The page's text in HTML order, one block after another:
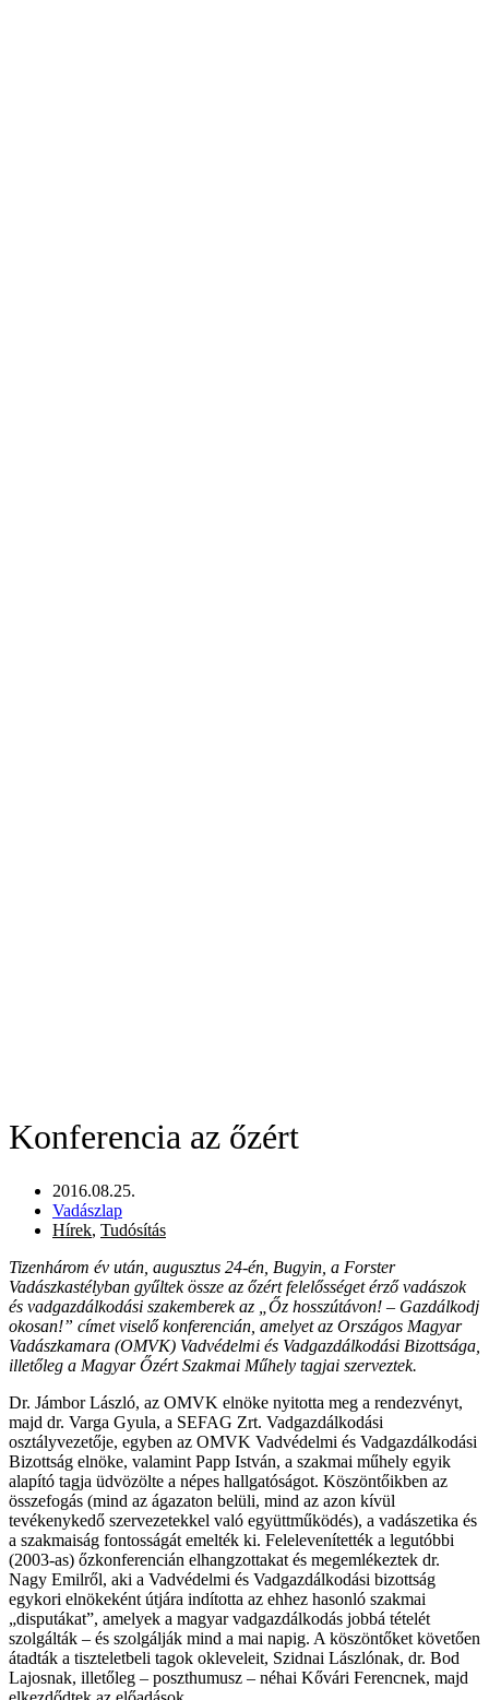
Konferencia az őzért
2016.08.25.
Vadászlap
Hírek, Tudósítás
Tizenhárom év után, augusztus 24-én, Bugyin, a Forster
Vadászkastélyban gyűltek össze az őzért felelősséget érző vadászok
és vadgazdálkodási szakemberek az
„Őz hosszútávon! – Gazdálkodj
okosan!” címet viselő konferencián, amelyet az Országos Magyar
Vadászkamara (OMVK) Vadvédelmi és Vadgazdálkodási Bizottsága,
illetőleg a Magyar Őzért Szakmai Műhely tagjai szerveztek.
Dr. Jámbor László, az OMVK elnöke nyitotta meg a rendezvényt,
majd dr. Varga Gyula, a SEFAG Zrt. Vadgazdálkodási
osztályvezetője, egyben az OMVK Vadvédelmi és Vadgazdálkodási
Bizottság elnöke, valamint Papp István, a szakmai műhely egyik
alapító tagja üdvözölte a népes hallgatóságot. Köszöntőikben az
összefogás (mind az ágazaton belüli, mind az azon kívül
tevékenykedő szervezetekkel való együttműködés), a vadászetika és
a szakmaiság fontosságát emelték ki. Felelevenítették a legutóbbi
(2003-as) őzkonferencián elhangzottakat és megemlékeztek dr.
Nagy Emilről, aki a Vadvédelmi és Vadgazdálkodási bizottság
egykori elnökeként útjára indította az ehhez hasonló szakmai
„disputákat”, amelyek a magyar vadgazdálkodás jobbá tételét
szolgálták – és szolgálják mind a mai napig. A köszöntőket követően
átadták a tiszteletbeli tagok okleveleit, Szidnai Lászlónak, dr. Bod
Lajosnak, illetőleg – poszthumusz – néhai Kővári Ferencnek, majd